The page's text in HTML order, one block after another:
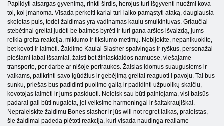
Papildyti atsargas gyvenimą, rinkti širdis, herojus turi išgyventi nuožmi kova
tol, kol įmanoma. Visada perkelti kariai turi laiko pamąstyti ataką, daugiausia
skeletas puls, todėl žaidimas yra vadinamas kaulų smulkintuvas. Griaučiai
stebėtinai greitai judėti be baimės byrėti ir turi gana aršios išvaizdą, jums
reikia greita reakcija, miklumo ir tikslumo metimų. Nebijokite, nepanikuokite,
bet kovoti ir laimėti. Žaidimo Kaulai Slasher spalvingas ir ryškus, personažai
piešiami labai išsamiai, žaisti bet žiniasklaidos namuose, viešajame
transporte, per darbe ar nišoje pertraukos. Žaislas įdomus suaugusiems ir
vaikams, patikrinti savo įgūdžius ir gebėjimą greitai reaguoti į pavojų. Tai bus
sunku, priešas bus padidinti puolimo galią ir padidinti užpuolikų skaičių,
kovotojas laimėti ir jums pasiduoti. Neleisk sau būti painiojama, visi baisūs
padarai gali būti nugalėta, jei veiksime harmoningai ir šaltakraujiškai.
Nepraleiskite žaidimų Bones slasher ir jūs will not regret laikas, praleistas,
šie žaidimai padeda plėtoti reakcija, kuri visada naudinga realiame